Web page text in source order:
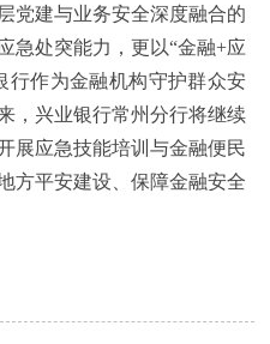
党建与业务安全深度融合的
急处突能力，更以“金融+应
行作为金融机构守护群众安
，兴业银行常州分行将继续
展应急技能培训与金融便民
方平安建设、保障金融安全